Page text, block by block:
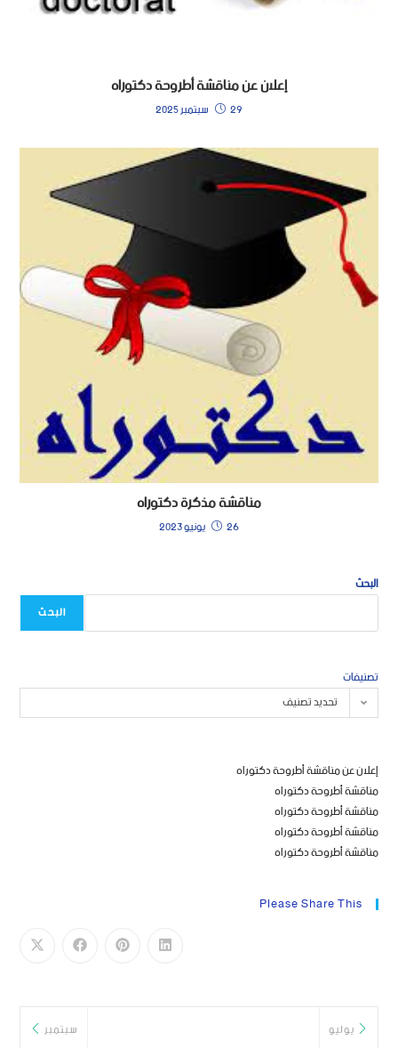
إعلان عن مناقشة أطروحة دكتوراه
29 سبتمبر 2025
مناقشة مذكرة دكتوراه
26 يونيو 2023
البحث
البحث
تصنيفات
تحديد تصنيف
إعلان عن مناقشة أطروحة دكتوراه
مناقشة أطروحة دكتوراه
مناقشة أطروحة دكتوراه
مناقشة أطروحة دكتوراه
مناقشة أطروحة دكتوراه
Please Share This
يوليو سبتمبر